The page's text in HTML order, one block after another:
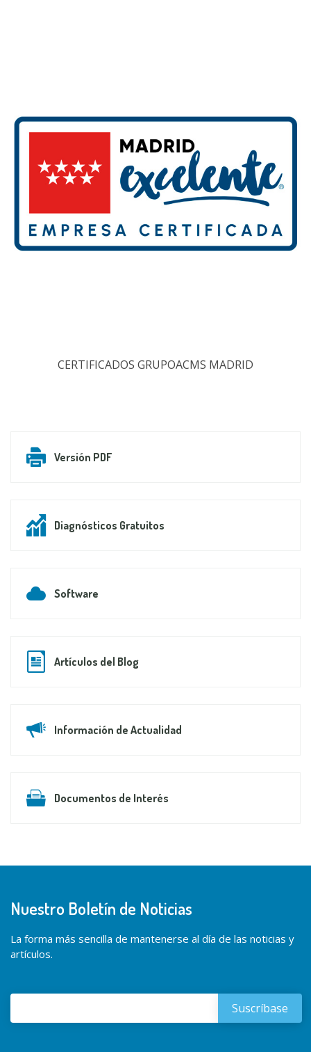
CERTIFICADOS GRUPOACMS MADRID
Versión PDF
Diagnósticos Gratuitos
Software
Artículos del Blog
Información de Actualidad
Documentos de Interés
Nuestro Boletín de Noticias
La forma más sencilla de mantenerse al día de las noticias y
artículos.